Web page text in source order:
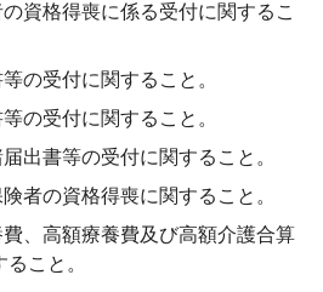
資格得喪に係る受付に関するこ
の受付に関すること。
の受付に関すること。
出書等の受付に関すること。
者の資格得喪に関すること。
、高額療養費及び高額介護合算
こと。